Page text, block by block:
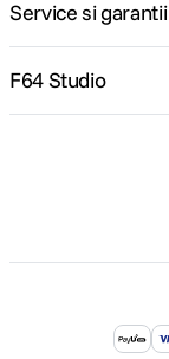
Service si garantii
F64 Studio